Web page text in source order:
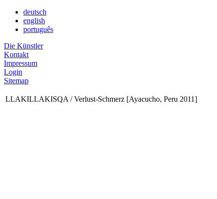
deutsch
english
português
Die Künstler
Kontakt
Impressum
Login
Sitemap
LLAKILLAKISQA / Verlust-Schmerz [Ayacucho, Peru 2011]